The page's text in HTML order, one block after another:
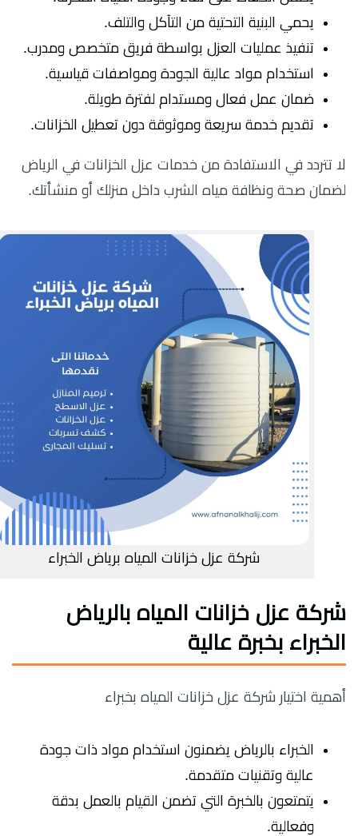
يحمي البنية التحتية من التآكل والتلف.
تنفيذ عمليات العزل بواسطة فريق متخصص ومدرب.
استخدام مواد عالية الجودة ومواصفات قياسية.
ضمان عمل فعال ومستدام لفترة طويلة.
تقديم خدمة سريعة وموثوقة دون تعطيل الخزانات.
لا تتردد في الاستفادة من خدمات عزل الخزانات في الرياض
لضمان صحة ونظافة مياه الشرب داخل منزلك أو منشأتك.
شركة عزل خزانات المياه برياض الخبراء
شركة عزل خزانات المياه بالرياض
الخبراء بخبرة عالية
أهمية اختيار شركة عزل خزانات المياه بخبراء
الخبراء بالرياض يضمنون استخدام مواد ذات جودة
عالية وتقنيات متقدمة.
يتمتعون بالخبرة التي تضمن القيام بالعمل بدقة
وفعالية.